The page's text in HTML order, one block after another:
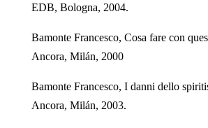
EDB, Bologna, 2004.
Bamonte Francesco, Cosa fare con
Ancora, Milán, 2000
Bamonte Francesco, I danni dello
Ancora, Milán, 2003.